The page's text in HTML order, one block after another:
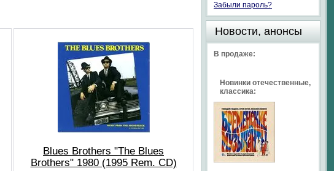
Blues Brothers "The Blues
Brothers" 1980 (1995 Rem. CD)
Забыли пароль?
Новости, анонсы
В продаже:
Новинки отечественные,
классика: